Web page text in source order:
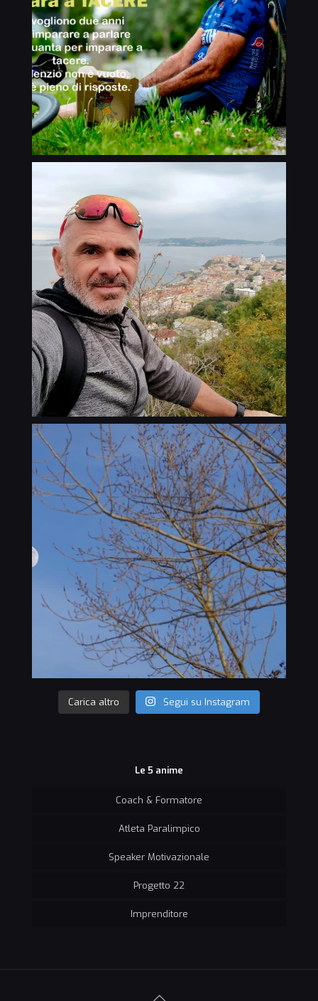
Carica altro Segui su Instagram
Le 5 anime
Coach & Formatore
Atleta Paralimpico
Speaker Motivazionale
Progetto 22
Imprenditore